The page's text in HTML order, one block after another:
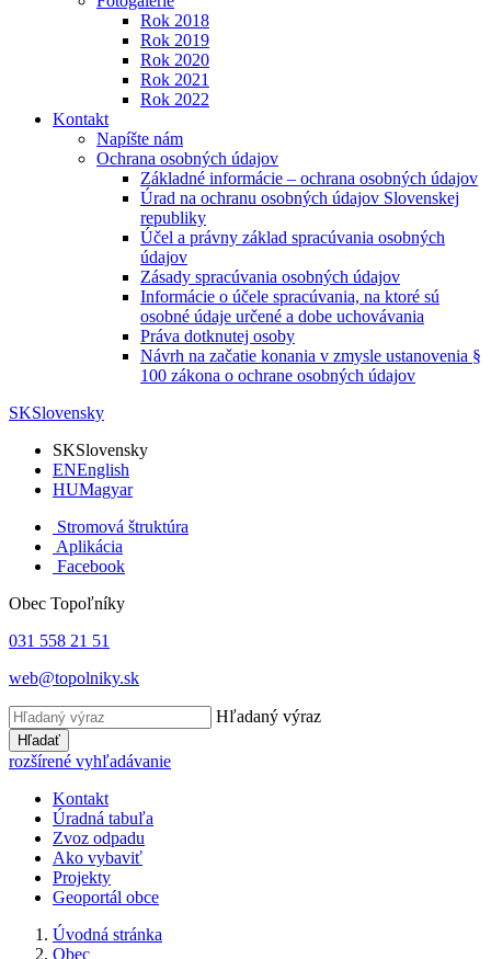
Rok 2018
Rok 2019
Rok 2020
Rok 2021
Rok 2022
Kontakt
Napíšte nám
Ochrana osobných údajov
Základné informácie – ochrana osobných údajov
Úrad na ochranu osobných údajov Slovenskej
republiky
Účel a právny základ spracúvania osobných
údajov
Zásady spracúvania osobných údajov
Informácie o účele spracúvania, na ktoré sú
osobné údaje určené a dobe uchovávania
Práva dotknutej osoby
Návrh na začatie konania v zmysle ustanovenia §
100 zákona o ochrane osobných údajov
SKSlovensky
SKSlovensky
ENEnglish
HUMagyar
Stromová štruktúra
Aplikácia
Facebook
Obec Topoľníky
031 558 21 51
web@topolniky.sk
Hľadaný výraz
Hľadať
rozšírené vyhľadávanie
Kontakt
Úradná tabuľa
Zvoz odpadu
Ako vybaviť
Projekty
Geoportál obce
Úvodná stránka
Obec